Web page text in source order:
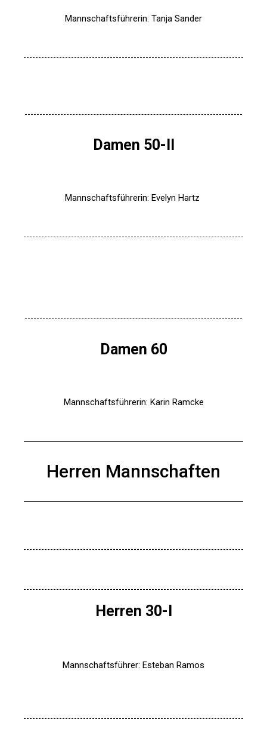
Mannschaftsführerin: Tanja Sander
Damen 50-II
Mannschaftsführerin: Evelyn Hartz
Damen 60
Mannschaftsführerin: Karin Ramcke
Herren Mannschaften
Herren 30-I
Mannschaftsführer: Esteban Ramos